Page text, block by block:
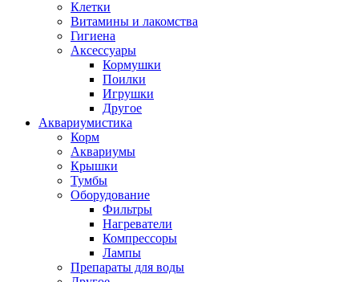
Клетки
Витамины и лакомства
Гигиена
Аксессуары
Кормушки
Поилки
Игрушки
Другое
Аквариумистика
Корм
Аквариумы
Крышки
Тумбы
Оборудование
Фильтры
Нагреватели
Компрессоры
Лампы
Препараты для воды